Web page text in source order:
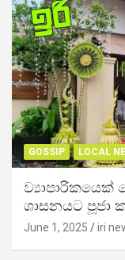
GOSSIP LOCAL
ව්‍යාපාරිකයෙක්
ශාසනයට පූජා
June 1, 2025 iri